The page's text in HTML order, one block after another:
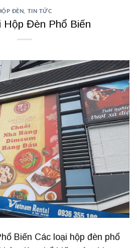
ĐÈN, TIN TỨC
Hộp Đèn Phổ Biến
Biến Các loại hộp đèn phổ